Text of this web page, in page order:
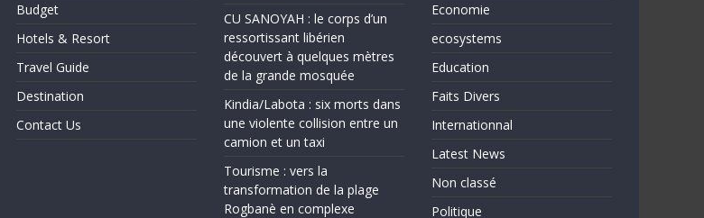
Budget
Hotels & Resort
Travel Guide
Destination
Contact Us
CU SANOYAH : le corps d’un
ressortissant libérien
découvert à quelques mètres
de la grande mosquée
Kindia/Labota : six morts dans
une violente collision entre un
camion et un taxi
Tourisme : vers la
transformation de la plage
Rogbanè en complexe
Economie
ecosystems
Education
Faits Divers
Internationnal
Latest News
Non classé
Politique